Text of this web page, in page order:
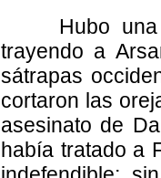
Hubo
trayendo a
sátrapas
cortaron las
asesinato de
había tratado a